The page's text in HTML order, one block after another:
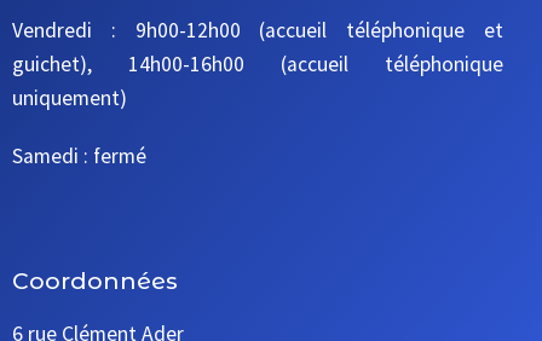
Vendredi : 9h00-12h00 (accueil téléphonique et
guichet), 14h00-16h00 (accueil téléphonique
uniquement)
Samedi : fermé
Coordonnées
6 rue Clément Ader